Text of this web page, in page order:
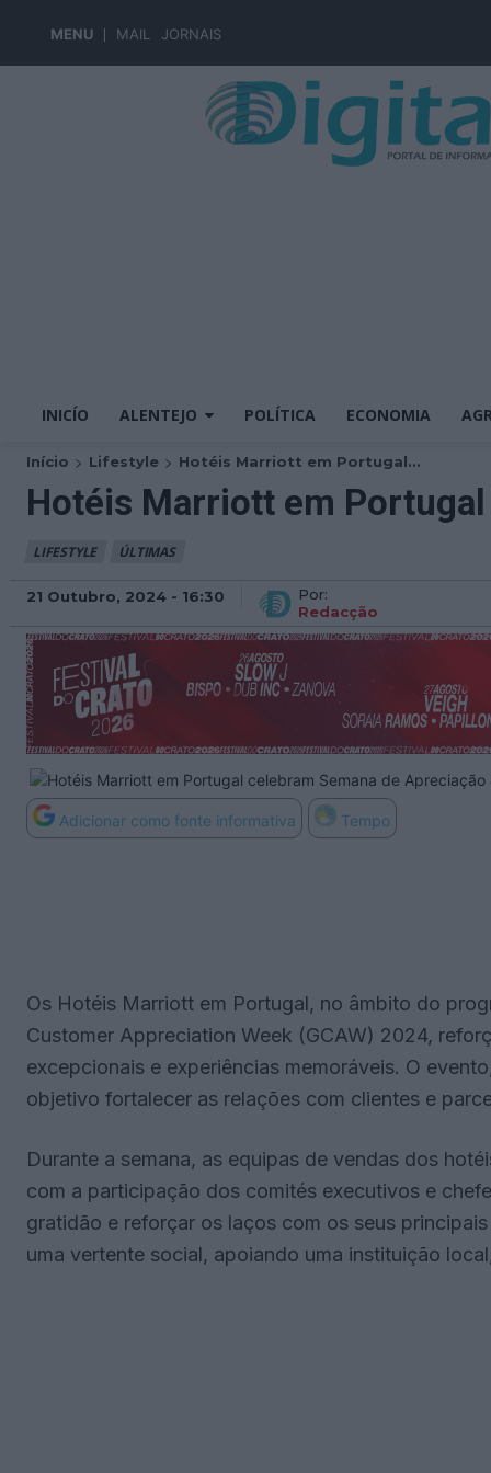
MENU MAIL JORNAIS
INICÍO ALENTEJO POLÍTICA ECONOMIA
Início Lifestyle Hotéis Marriott em Portugal...
Hotéis Marriott em
LIFESTYLE ÚLTIMAS
21 Outubro, 2024 - 16:30
Por:
Redacção
Adicionar como fonte informativa Tempo
Os Hotéis Marriott em Portugal, no âmbito do
Customer Appreciation Week (GCAW) 2024,
excepcionais e experiências memoráveis. O
objetivo fortalecer as relações com clientes e
Durante a semana, as equipas de vendas dos
com a participação dos comités executivos e
gratidão e reforçar os laços com os seus
uma vertente social, apoiando uma instituição